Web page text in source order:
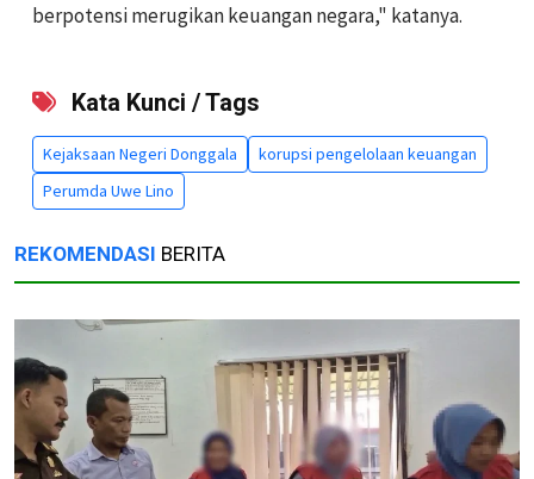
berpotensi merugikan keuangan negara," katanya.
Kata Kunci / Tags
Kejaksaan Negeri Donggala
korupsi pengelolaan keuangan
Perumda Uwe Lino
REKOMENDASI BERITA